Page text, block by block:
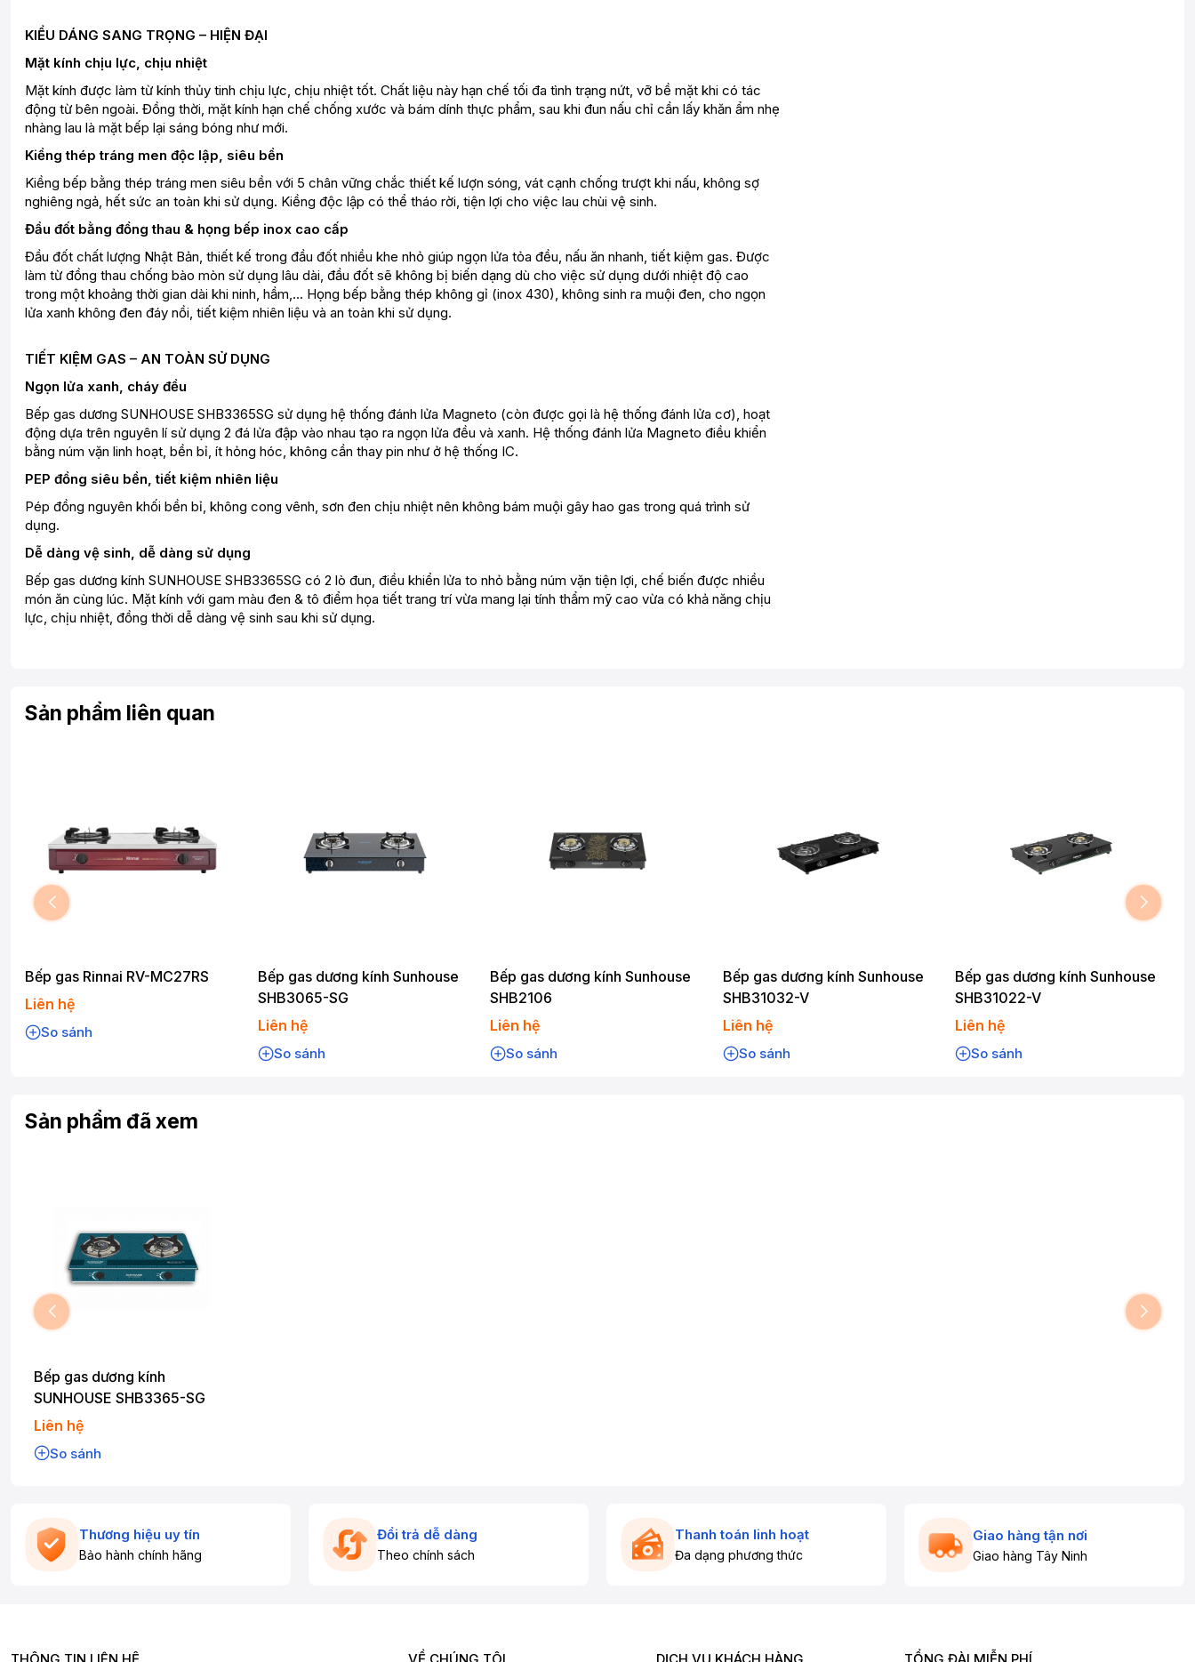
KIỂU DÁNG SANG TRỌNG – HIỆN ĐẠI
Mặt kính chịu lực, chịu nhiệt
Mặt kính được làm từ kính thủy tinh chịu lực, chịu nhiệt tốt. Chất liệu này hạn chế tối đa tình trạng nứt, vỡ bề mặt khi có tác
động từ bên ngoài. Đồng thời, mặt kính hạn chế chống xước và bám dính thực phẩm, sau khi đun nấu chỉ cần lấy khăn ẩm nhẹ
nhàng lau là mặt bếp lại sáng bóng như mới.
Kiềng thép tráng men độc lập, siêu bền
Kiềng bếp bằng thép tráng men siêu bền với 5 chân vững chắc thiết kế lượn sóng, vát cạnh chống trượt khi nấu, không sợ
nghiêng ngả, hết sức an toàn khi sử dụng. Kiềng độc lập có thể tháo rời, tiện lợi cho việc lau chùi vệ sinh.
Đầu đốt bằng đồng thau & họng bếp inox cao cấp
Đầu đốt chất lượng Nhật Bản, thiết kế trong đầu đốt nhiều khe nhỏ giúp ngọn lửa tỏa đều, nấu ăn nhanh, tiết kiệm gas. Được
làm từ đồng thau chống bào mòn sử dụng lâu dài, đầu đốt sẽ không bị biến dạng dù cho việc sử dụng dưới nhiệt độ cao
trong một khoảng thời gian dài khi ninh, hầm,… Họng bếp bằng thép không gỉ (inox 430), không sinh ra muội đen, cho ngọn
lửa xanh không đen đáy nồi, tiết kiệm nhiên liệu và an toàn khi sử dụng.
TIẾT KIỆM GAS – AN TOÀN SỬ DỤNG
Ngọn lửa xanh, cháy đều
Bếp gas dương SUNHOUSE SHB3365SG sử dụng hệ thống đánh lửa Magneto (còn được gọi là hệ thống đánh lửa cơ), hoạt
động dựa trên nguyên lí sử dụng 2 đá lửa đập vào nhau tạo ra ngọn lửa đều và xanh. Hệ thống đánh lửa Magneto điều khiển
bằng núm vặn linh hoạt, bền bỉ, ít hỏng hóc, không cần thay pin như ở hệ thống IC.
PEP đồng siêu bền, tiết kiệm nhiên liệu
Pép đồng nguyên khối bền bỉ, không cong vênh, sơn đen chịu nhiệt nên không bám muội gây hao gas trong quá trình sử
dụng.
Dễ dàng vệ sinh, dễ dàng sử dụng
Bếp gas dương kính SUNHOUSE SHB3365SG có 2 lò đun, điều khiển lửa to nhỏ bằng núm vặn tiện lợi, chế biến được nhiều
món ăn cùng lúc. Mặt kính với gam màu đen & tô điểm họa tiết trang trí vừa mang lại tính thẩm mỹ cao vừa có khả năng chịu
lực, chịu nhiệt, đồng thời dễ dàng vệ sinh sau khi sử dụng.
Sản phẩm liên quan
Bếp gas Rinnai RV-MC27RS
Liên hệ
So sánh
Bếp gas dương kính Sunhouse
SHB3065-SG
Liên hệ
So sánh
Bếp gas dương kính Sunhouse
SHB2106
Liên hệ
So sánh
Bếp gas dương kính Sunhouse
SHB31032-V
Liên hệ
So sánh
Bếp gas dương kính Sunhouse
SHB31022-V
Liên hệ
So sánh
Sản phẩm đã xem
Bếp gas dương kính
SUNHOUSE SHB3365-SG
Liên hệ
So sánh
Thương hiệu uy tín
Bảo hành chính hãng
Đổi trả dễ dàng
Theo chính sách
Thanh toán linh hoạt
Đa dạng phương thức
Giao hàng tận nơi
Giao hàng Tây Ninh